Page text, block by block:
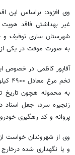
وی افزود: براساس این
غیر بهداشتی فاقد
شهرستان ساری توقیف و
به صورت موقت در یکی
تخم
به محموله هچون تاریخ
زنجیره سرد، جعل اسناد
پروانه و کد رهگیری
وی از شهروندان خواست
و یا نگهداری شده